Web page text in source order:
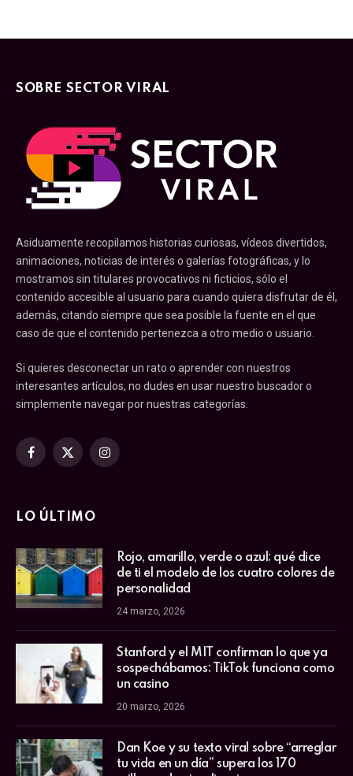
SOBRE SECTOR VIRAL
Asiduamente recopilamos historias curiosas, vídeos divertidos,
animaciones, noticias de interés o galerías fotográficas, y lo
mostramos sin titulares provocativos ni ficticios, sólo el
contenido accesible al usuario para cuando quiera disfrutar de él,
además, citando siempre que sea posible la fuente en el que
caso de que el contenido pertenezca a otro medio o usuario.
Si quieres desconectar un rato o aprender con nuestros
interesantes artículos, no dudes en usar nuestro buscador o
simplemente navegar por nuestras categorías.
Facebook
X
Instagram
LO ÚLTIMO
Rojo, amarillo, verde o azul: qué dice
de ti el modelo de los cuatro colores de
personalidad
24 marzo, 2026
Stanford y el MIT confirman lo que ya
sospechábamos: TikTok funciona como
un casino
20 marzo, 2026
Dan Koe y su texto viral sobre “arreglar
tu vida en un día” supera los 170